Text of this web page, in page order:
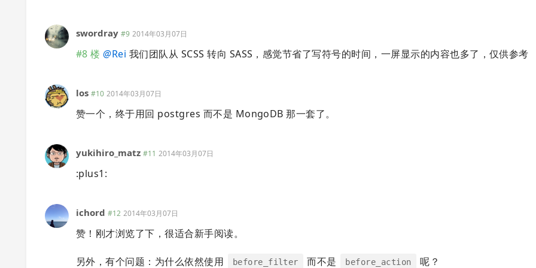
swordray #9 2014年03月07日
#8 楼 @Rei 我们团队从 SCSS 转向 SASS，感觉节省了写符号的时间，一屏显示的内容也多了，仅供参考
los #10 2014年03月07日
赞一个，终于用回 postgres 而不是 MongoDB 那一套了。
yukihiro_matz #11 2014年03月07日
:plus1:
ichord #12 2014年03月07日
赞！刚才浏览了下，很适合新手阅读。
另外，有个问题：为什么依然使用 before_filter 而不是 before_action 呢？